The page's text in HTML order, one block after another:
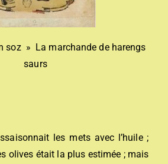
soz » La marchande de harengs
saurs
les mets avec l’huile ;
olives était la plus estimée ; mais